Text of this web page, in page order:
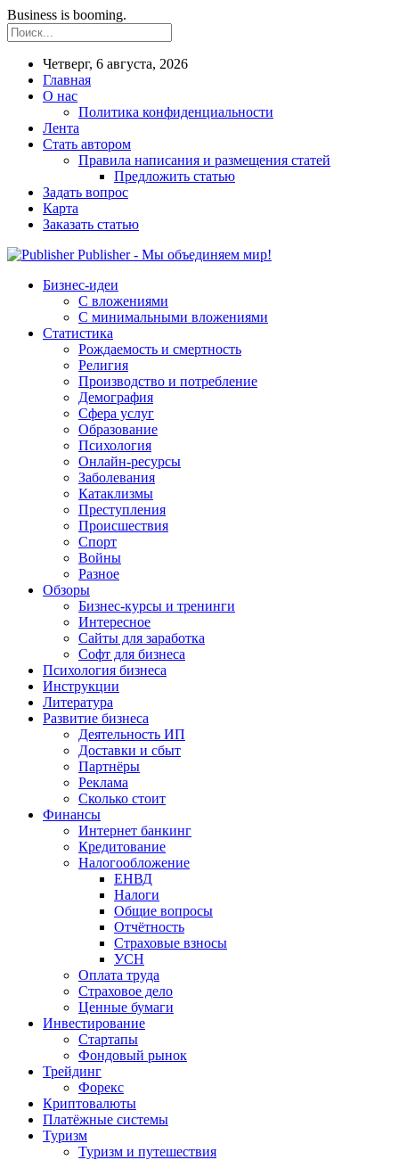
Business is booming.
Четверг, 6 августа, 2026
Главная
О нас
Политика конфиденциальности
Лента
Стать автором
Правила написания и размещения статей
Предложить статью
Задать вопрос
Карта
Заказать статью
Publisher - Мы объединяем мир!
Бизнес-идеи
С вложениями
С минимальными вложениями
Статистика
Рождаемость и смертность
Религия
Производство и потребление
Демография
Сфера услуг
Образование
Психология
Онлайн-ресурсы
Заболевания
Катаклизмы
Преступления
Происшествия
Спорт
Войны
Разное
Обзоры
Бизнес-курсы и тренинги
Интересное
Сайты для заработка
Софт для бизнеса
Психология бизнеса
Инструкции
Литература
Развитие бизнеса
Деятельность ИП
Доставки и сбыт
Партнёры
Реклама
Сколько стоит
Финансы
Интернет банкинг
Кредитование
Налогообложение
ЕНВД
Налоги
Общие вопросы
Отчётность
Страховые взносы
УСН
Оплата труда
Страховое дело
Ценные бумаги
Инвестирование
Стартапы
Фондовый рынок
Трейдинг
Форекс
Криптовалюты
Платёжные системы
Туризм
Туризм и путешествия